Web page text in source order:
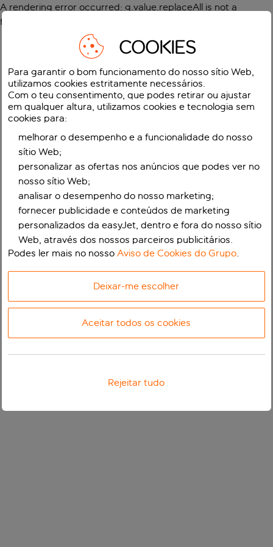
A rendering error occurred: g.value.replaceAll is not a
function
COOKIES
Para garantir o bom funcionamento do nosso sítio Web,
utilizamos cookies estritamente necessários.
Com o teu consentimento, que podes retirar ou ajustar
em qualquer altura, utilizamos cookies e tecnologia sem
cookies para:
melhorar o desempenho e a funcionalidade do nosso
sítio Web;
personalizar as ofertas nos anúncios que podes ver no
nosso sítio Web;
analisar o desempenho do nosso marketing;
fornecer publicidade e conteúdos de marketing
personalizados da easyJet, dentro e fora do nosso sítio
Web, através dos nossos parceiros publicitários.
Podes ler mais no nossoAviso de Cookies do Grupo.
Deixar-me escolher
Aceitar todos os cookies
Rejeitar tudo